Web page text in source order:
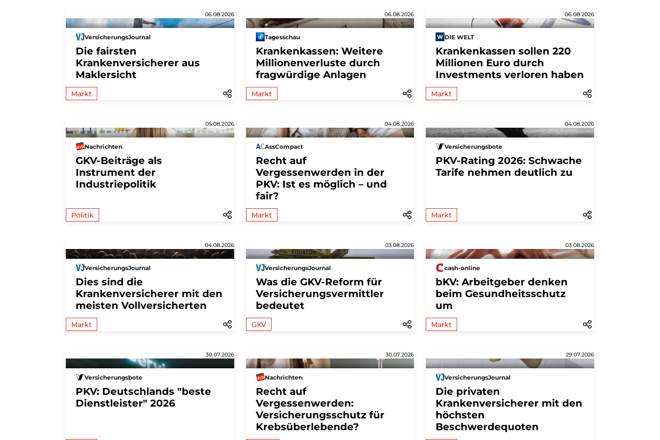
06.08.2026
VersicherungsJournal
Die fairsten
Krankenversicherer aus
Maklersicht
Markt
06.08.2026
Tagesschau
Krankenkassen: Weitere
Millionenverluste durch
fragwürdige Anlagen
Markt
06.08.2026
DIE WELT
Krankenkassen sollen 220
Millionen Euro durch
Investments verloren haben
Markt
05.08.2026
Nachrichten
GKV-Beiträge als
Instrument der
Industriepolitik
Politik
04.08.2026
AssCompact
Recht auf
Vergessenwerden in der
PKV: Ist es möglich – und
fair?
Markt
04.08.2026
Versicherungsbote
PKV-Rating 2026: Schwache
Tarife nehmen deutlich zu
Markt
04.08.2026
VersicherungsJournal
Dies sind die
Krankenversicherer mit den
meisten Vollversicherten
Markt
03.08.2026
VersicherungsJournal
Was die GKV-Reform für
Versicherungsvermittler
bedeutet
GKV
03.08.2026
cash-online
bKV: Arbeitgeber denken
beim Gesundheitsschutz
um
Markt
30.07.2026
Versicherungsbote
PKV: Deutschlands "beste
Dienstleister" 2026
30.07.2026
Nachrichten
Recht auf
Vergessenwerden:
Versicherungsschutz für
Krebsüberlebende?
29.07.2026
VersicherungsJournal
Die privaten
Krankenversicherer mit den
höchsten
Beschwerdequoten